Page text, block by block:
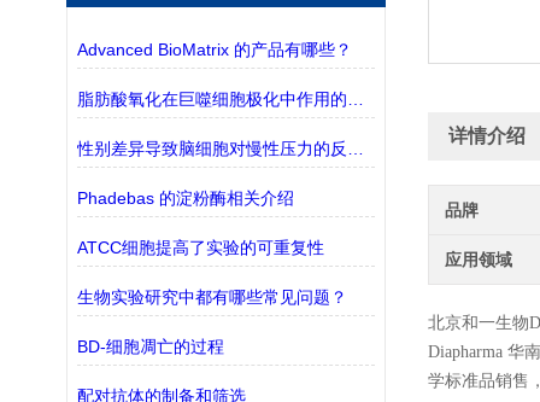
Advanced BioMatrix 的产品有哪些？
Phadebas 的淀粉酶相关介绍
ATCC细胞提高了实验的可重复性
生物实验研究中都有哪些常见问题？
BD-细胞凋亡的过程
配对抗体的制备和筛选
详情介绍
品牌
应用领域
北京和一生物
Diapharma 华
学标准品销售